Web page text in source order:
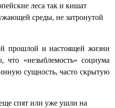
леса так и кишат
среды, не затронутой
прошлой и настоящей жизни
«незыблемость» социума
сущность, часто скрытую
спят или уже ушли на